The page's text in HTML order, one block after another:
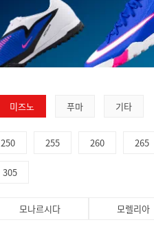
미즈노 푸마 기타
250 255 260 265
305
모나르시다 모렐리아